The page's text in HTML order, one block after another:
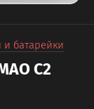
батарейки
C2